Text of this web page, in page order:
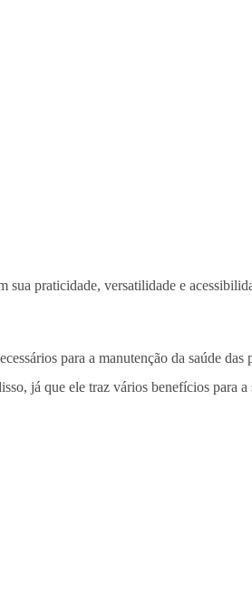
sua praticidade, versatilidade e
para a manutenção da saúde das
já que ele traz vários benefícios para a